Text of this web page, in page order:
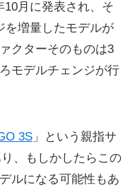
10月に発表され、そ
を増量したモデルが
クターそのものは3
モデルチェンジが行
3S」という親指サ
、もしかしたらこの
ルになる可能性もあ